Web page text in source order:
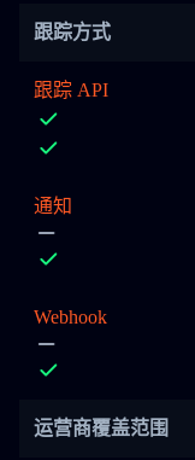
跟踪方式
跟踪 API
通知
Webhook
运营商覆盖范围